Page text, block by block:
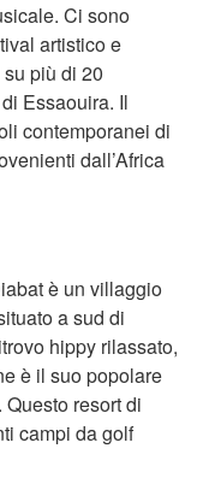
Ci sono
artistico e
più di 20
Essaouira. Il
contemporanei di
dall’Africa
è un villaggio
a sud di
hippy rilassato,
è il suo popolare
resort di
campi da golf